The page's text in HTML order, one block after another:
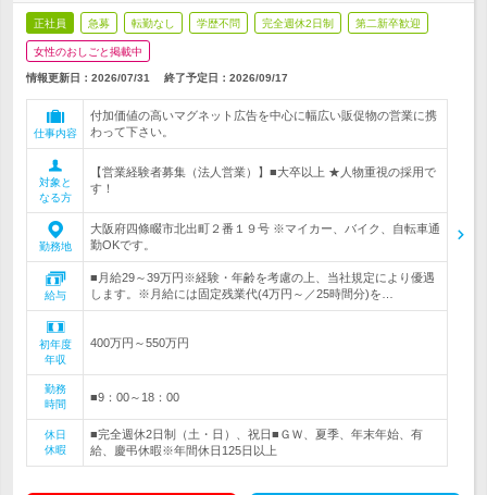
正社員 急募 転勤なし 学歴不問 完全週休2日制 第二新卒歓迎
女性のおしごと掲載中
情報更新日：2026/07/31 終了予定日： 2026/09/17
仕事内容
付加価値の高いマグネット広告を中心に幅広い販促物の営業に携
わって下さい。
対象と
なる方
【営業経験者募集（法人営業）】■大卒以上 ★人物重視の採用で
す！
勤務地
大阪府四條畷市北出町２番１９号 ※マイカー、バイク、自転車通
勤OKです。
給与
■月給29～39万円※経験・年齢を考慮の上、当社規定により優遇
します。※月給には固定残業代(4万円～／25時間分)を…
初年度
年収
400万円～550万円
勤務
時間
■9：00～18：00
休日
休暇
■完全週休2日制（土・日）、祝日■ＧＷ、夏季、年末年始、有
給、慶弔休暇※年間休日125日以上